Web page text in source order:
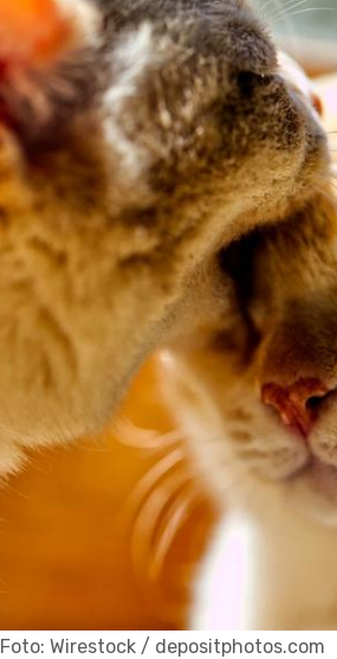
Foto: Wirestock / depositphotos.com